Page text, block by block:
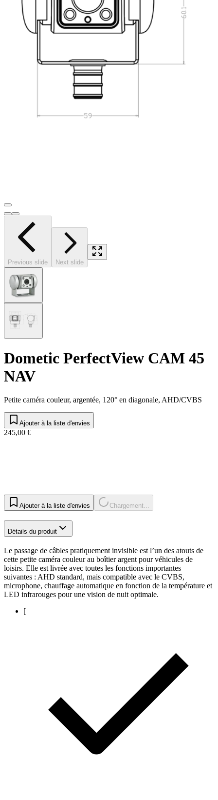
Previous slide Next slide
Dometic PerfectView CAM 45
NAV
Petite caméra couleur, argentée, 120° en diagonale, AHD/CVBS
Ajouter à la liste d'envies
245,00 €
Ajouter à la liste d'envies Chargement...
Détails du produit
Le passage de câbles pratiquement invisible est l’un des atouts de
cette petite caméra couleur au boîtier argent pour véhicules de
loisirs. Elle est livrée avec toutes les fonctions importantes
suivantes : AHD standard, mais compatible avec le CVBS,
microphone, chauffage automatique en fonction de la température et
LED infrarouges pour une vision de nuit optimale.
[